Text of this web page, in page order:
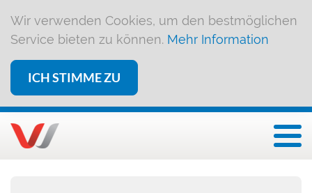
Wir verwenden Cookies, um den bestmöglichen
Service bieten zu können. Mehr Information
ICH STIMME ZU